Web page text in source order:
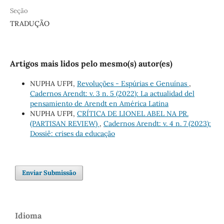
Seção
TRADUÇÃO
Artigos mais lidos pelo mesmo(s) autor(es)
NUPHA UFPI, Revoluções - Espúrias e Genuínas ,
Cadernos Arendt: v. 3 n. 5 (2022): La actualidad del
pensamiento de Arendt en América Latina
NUPHA UFPI, CRÍTICA DE LIONEL ABEL NA PR.
(PARTISAN REVIEW) , Cadernos Arendt: v. 4 n. 7 (2023):
Dossiê: crises da educação
Enviar Submissão
Idioma